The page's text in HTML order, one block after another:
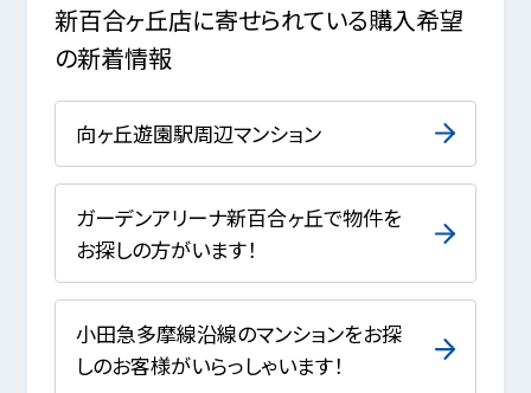
新百合ヶ丘店に寄せられている購入希望
の新着情報
向ヶ丘遊園駅周辺マンション
ガーデンアリーナ新百合ヶ丘で物件を
お探しの方がいます！
小田急多摩線沿線のマンションをお探
しのお客様がいらっしゃいます！